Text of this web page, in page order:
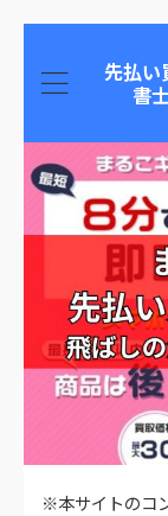
先払い
書
※本サイトのコ